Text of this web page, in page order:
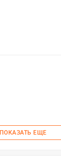
ПОКАЗАТЬ ЕЩЕ